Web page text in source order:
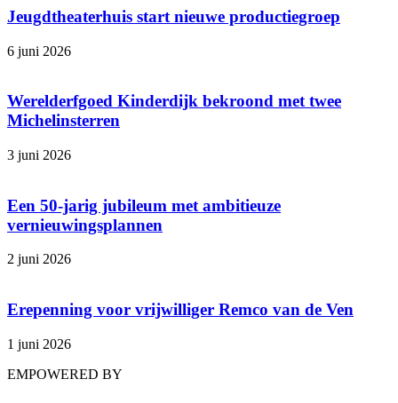
Jeugdtheaterhuis start nieuwe productiegroep
6 juni 2026
Werelderfgoed Kinderdijk bekroond met twee
Michelinsterren
3 juni 2026
Een 50-jarig jubileum met ambitieuze
vernieuwingsplannen
2 juni 2026
Erepenning voor vrijwilliger Remco van de Ven
1 juni 2026
EMPOWERED BY